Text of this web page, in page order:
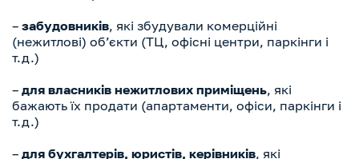
– забудовників, які збудували комерційні
(нежитлові) обʼєкти (ТЦ, офісні центри, паркінги і
т.д.)
– для власників нежитлових приміщень, які
бажають їх продати (апартаменти, офіси, паркінги і
т.д.)
– для бухгалтерів, юристів, керівників, які